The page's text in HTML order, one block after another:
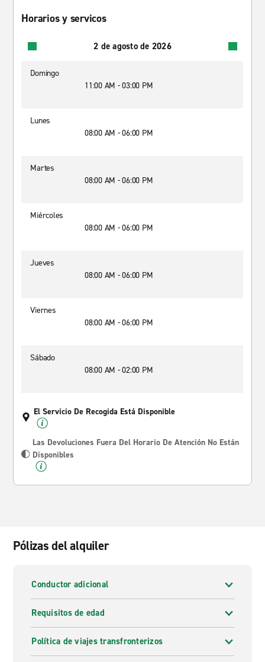
Horarios y servicos
2 de agosto de 2026
Domingo
11:00 AM - 03:00 PM
Lunes
08:00 AM - 06:00 PM
Martes
08:00 AM - 06:00 PM
Miércoles
08:00 AM - 06:00 PM
Jueves
08:00 AM - 06:00 PM
Viernes
08:00 AM - 06:00 PM
Sábado
08:00 AM - 02:00 PM
El Servicio De Recogida Está Disponible
Las Devoluciones Fuera Del Horario De Atención No Están
Disponibles
Pólizas del alquiler
Conductor adicional
Requisitos de edad
Política de viajes transfronterizos